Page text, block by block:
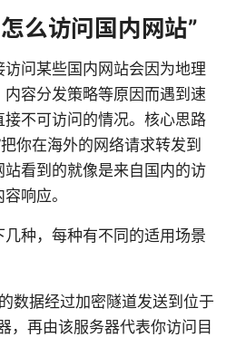
么访问国内网站”
问某些国内网站会因为地理
容分发策略等原因而遇到速
不可访问的情况。核心思路
你在海外的网络请求转发到
看到的就像是来自国内的访
响应。
种，每种有不同的适用场景
数据经过加密隧道发送到位于
，再由该服务器代表你访问目